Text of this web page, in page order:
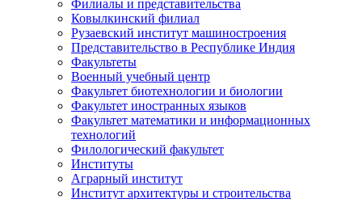
Филиалы и представительства
Ковылкинский филиал
Рузаевский институт машиностроения
Представительство в Республике Индия
Факультеты
Военный учебный центр
Факультет биотехнологии и биологии
Факультет иностранных языков
Факультет математики и информационных
технологий
Филологический факультет
Институты
Аграрный институт
Институт архитектуры и строительства